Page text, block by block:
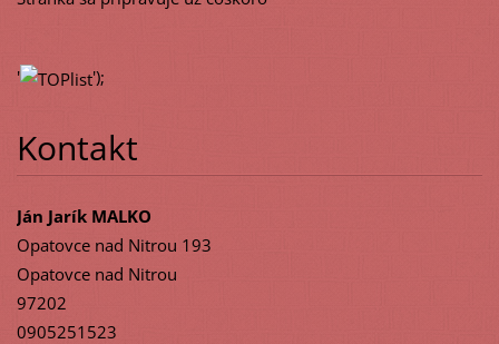
' ');
Kontakt
Ján Jarík MALKO
Opatovce nad Nitrou 193
Opatovce nad Nitrou
97202
0905251523